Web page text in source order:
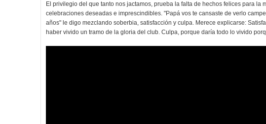
El privilegio del que tanto nos jactamos, prueba la falta de hechos felices para la
celebraciones deseadas e imprescindibles. "Papá vos te cansaste de verlo
años" le digo mezclando soberbia, satisfacción y culpa. Merece explicarse:
haber vivido un tramo de la gloria del club. Culpa, porque daría todo lo vivido